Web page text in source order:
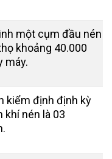
một cụm đầu nén
khoảng 40.000
máy.
kiểm định định kỳ
khí nén là 03
.